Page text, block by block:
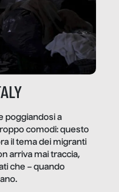
poggiandosi a
comodi: questo
il tema dei migranti
arriva mai traccia,
che – quando